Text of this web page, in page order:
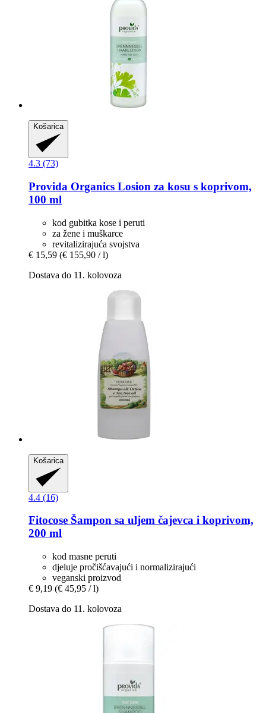
Košarica
4.3 (73)
Provida Organics Losion za kosu s koprivom,
100 ml
kod gubitka kose i peruti
za žene i muškarce
revitalizirajuća svojstva
€ 15,59 (€ 155,90 / l)
Dostava do 11. kolovoza
Košarica
4.4 (16)
Fitocose Šampon sa uljem čajevca i koprivom,
200 ml
kod masne peruti
djeluje pročišćavajući i normalizirajući
veganski proizvod
€ 9,19 (€ 45,95 / l)
Dostava do 11. kolovoza